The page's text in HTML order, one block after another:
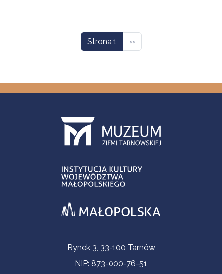
Strona 1 Następna strona
››
Informacje kontaktoweRynek 3, 33-100 Tarnów
NIP: 873-000-76-51